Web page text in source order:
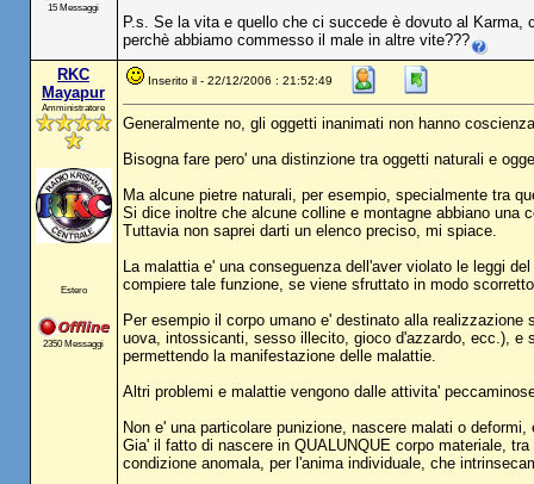
15 Messaggi
P.s. Se la vita e quello che ci succede è dovuto al
perchè abbiamo commesso il male in altre vite???
RKC
Mayapur
Amministratore
Estero
2350 Messaggi
Inserito il - 22/12/2006 : 21:52:49
Generalmente no, gli oggetti inanimati non hanno
Bisogna fare pero' una distinzione tra oggetti naturali e
Ma alcune pietre naturali, per esempio, specialmente tra
Si dice inoltre che alcune colline e montagne abbiano una
Tuttavia non saprei darti un elenco preciso, mi spiace.
La malattia e' una conseguenza dell'aver violato le leggi
compiere tale funzione, se viene sfruttato in modo
Per esempio il corpo umano e' destinato alla
uova, intossicanti, sesso illecito, gioco d'azzardo, ecc.), e
permettendo la manifestazione delle malattie.
Altri problemi e malattie vengono dalle attivita'
Non e' una particolare punizione, nascere malati o
Gia' il fatto di nascere in QUALUNQUE corpo materiale,
condizione anomala, per l'anima individuale, che